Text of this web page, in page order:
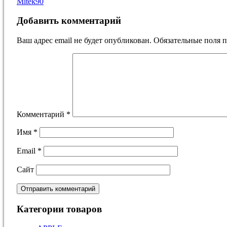
Добавить комментарий
Ваш адрес email не будет опубликован. Обязательные поля
Комментарий *
Имя *
Email *
Сайт
Категории товаров